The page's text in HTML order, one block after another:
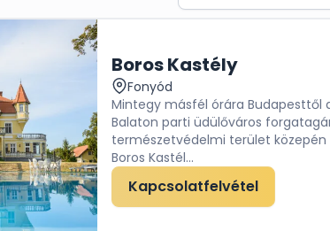
Boros Kastély
Fonyód
Mintegy másfél órára
Balaton parti üdülőváros
természetvédelmi terület
Boros Kastél...
Kapcsolatfelvétel